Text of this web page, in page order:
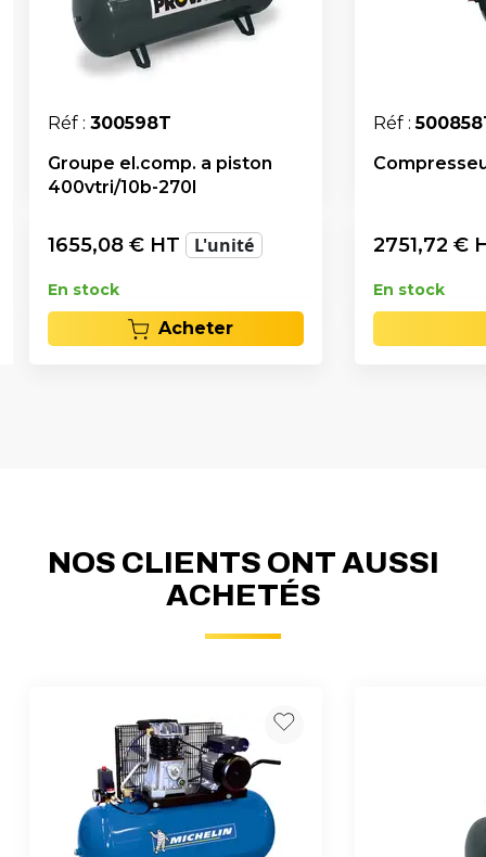
Réf : 300598T
Groupe el.comp. a piston
400vtri/10b-270l
1655,08 € HT L'unité
En stock
Acheter
Réf :
2751,72 €
En stock
NOS CLIENTS ONT AUSSI
ACHETÉS